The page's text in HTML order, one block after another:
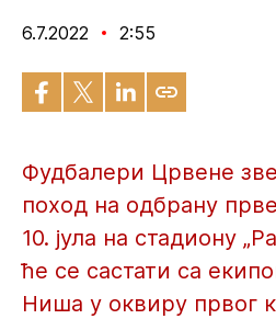
6.7.2022 2:55
Фудбалери Црвене
поход на одбрану
10. јула на стадиону
ће се састати са
Ниша у оквиру првог